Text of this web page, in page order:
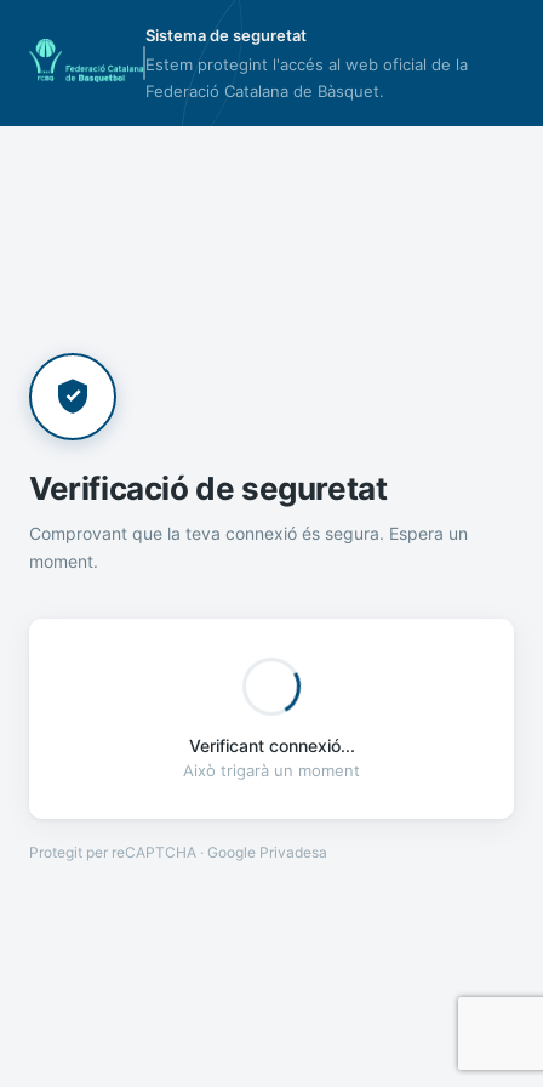
Sistema de seguretat
Estem protegint l'accés al web oficial de la
Federació Catalana de Bàsquet.
Verificació de seguretat
Comprovant que la teva connexió és segura. Espera un
moment.
Verificant connexió...
Això trigarà un moment
Protegit per reCAPTCHA · Google Privadesa